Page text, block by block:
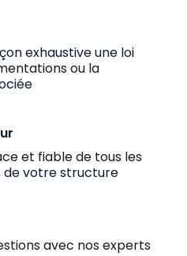
exhaustive une loi
ou la
et fiable de tous les
de votre structure
avec nos experts